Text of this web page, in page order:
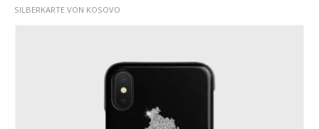
SILBERKARTE VON KOSOVO